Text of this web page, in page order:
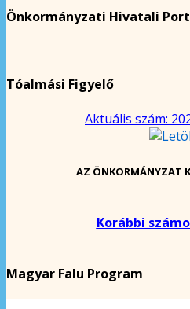
Önkormányzati Hivatali
Tóalmási Figyelő
Aktuális szám:
AZ ÖNKORMÁNYZAT
Korábbi
Magyar Falu Program